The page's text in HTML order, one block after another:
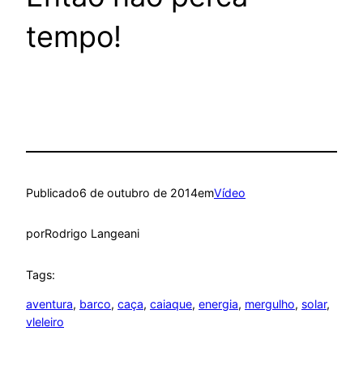
tempo!
Publicado6 de outubro de 2014emVídeo
porRodrigo Langeani
Tags:
aventura, barco, caça, caiaque, energia, mergulho, solar
vleleiro